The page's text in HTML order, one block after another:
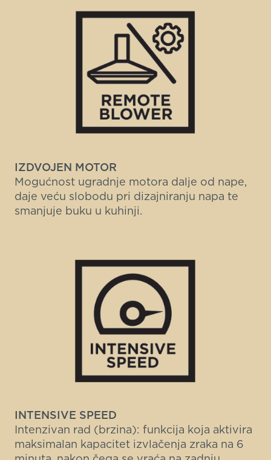
IZDVOJEN MOTOR
Mogućnost ugradnje motora dalje od nape,
daje veću slobodu pri dizajniranju napa te
smanjuje buku u kuhinji.
INTENSIVE SPEED
Intenzivan rad (brzina): funkcija koja aktivira
maksimalan kapacitet izvlačenja zraka na 6